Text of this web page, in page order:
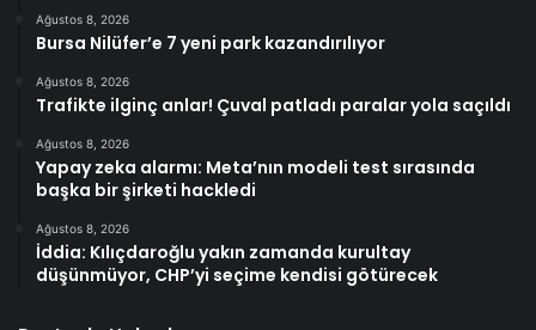
Ağustos 8, 2026
Bursa Nilüfer’e 7 yeni park kazandırılıyor
Ağustos 8, 2026
Trafikte ilginç anlar! Çuval patladı paralar yola saçıldı
Ağustos 8, 2026
Yapay zeka alarmı: Meta’nın modeli test sırasında
başka bir şirketi hackledi
Ağustos 8, 2026
İddia: Kılıçdaroğlu yakın zamanda kurultay
düşünmüyor, CHP’yi seçime kendisi götürecek